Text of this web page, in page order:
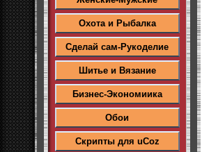
Охота и Рыбалка
Сделай сам-Рукоделие
Шитье и Вязание
Бизнес-Экономиика
Обои
Скрипты для uCoz